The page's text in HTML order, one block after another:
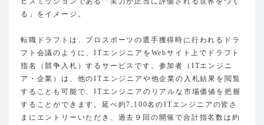
る」をイメージ。
転職ドラフトは、プロスポーツの選手獲得時に行われるドラ
フト会議のように、ITエンジニアをWebサイト上でドラフト
指名（競争入札）するサービスです。参加者（ITエンジニ
ア・企業）は、他のITエンジニアや他企業の入札結果を閲覧
することも可能で、ITエンジニアのリアルな市場価値を把握
することができます。延べ約7,100名のITエンジニアの皆さ
まにエントリーいただき、過去９回の開催で合計指名数は約